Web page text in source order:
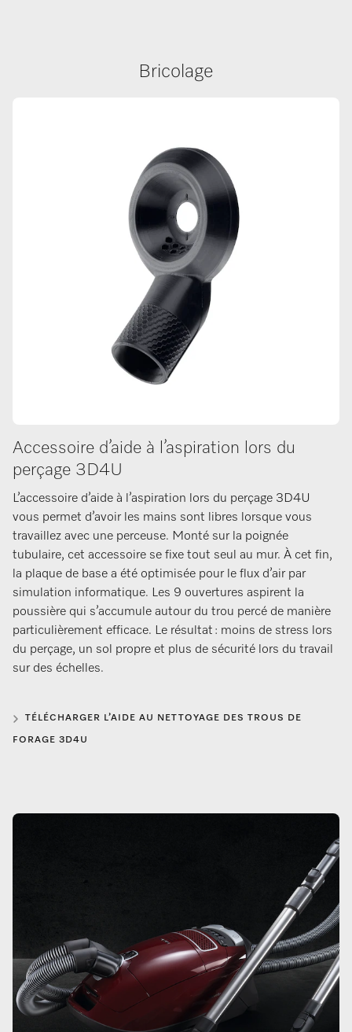
Bricolage
Accessoire d’aide à l’aspiration lors du
perçage 3D4U
L’accessoire d’aide à l’aspiration lors du perçage 3D4U
vous permet d’avoir les mains sont libres lorsque vous
travaillez avec une perceuse. Monté sur la poignée
tubulaire, cet accessoire se fixe tout seul au mur. À cet fin,
la plaque de base a été optimisée pour le flux d’air par
simulation informatique. Les 9 ouvertures aspirent la
poussière qui s’accumule autour du trou percé de manière
particulièrement efficace. Le résultat : moins de stress lors
du perçage, un sol propre et plus de sécurité lors du travail
sur des échelles.
TÉLÉCHARGER L’AIDE AU NETTOYAGE DES TROUS DE
FORAGE 3D4U